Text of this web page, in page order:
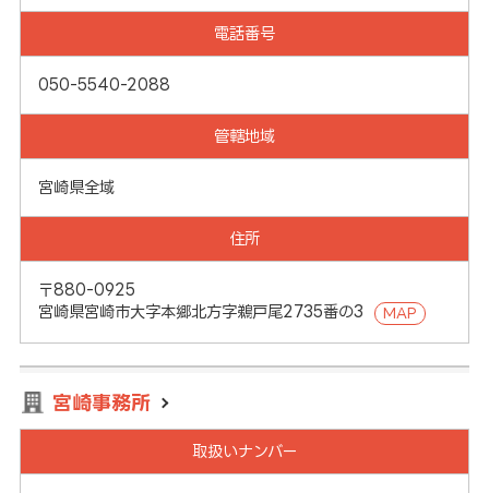
電話番号
050-5540-2088
管轄地域
宮崎県全域
住所
〒880-0925
宮崎県宮崎市大字本郷北方字鵜戸尾2735番の3
MAP
宮崎事務所
取扱いナンバー